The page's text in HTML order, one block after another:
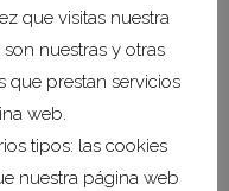
y a los
del Campo de
que visitas nuestra
nuestras y otras
que prestan servicios
web.
tipos: las cookies
nuestra página web